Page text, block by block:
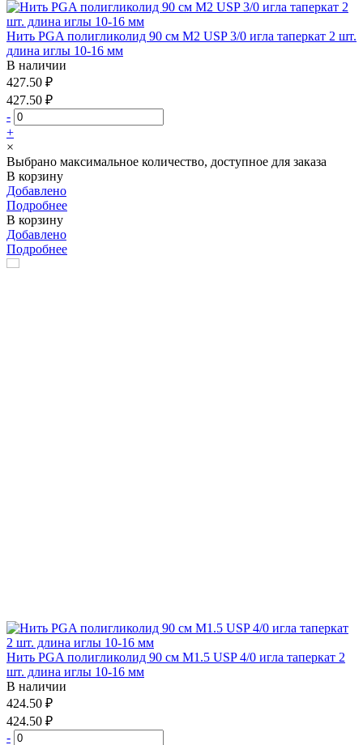
Нить PGA полигликолид 90 см М2 USP 3/0 игла таперкат 2 шт.
длина иглы 10-16 мм
В наличии
427.50 ₽
427.50 ₽
-
+
×
Выбрано максимальное количество, доступное для заказа
В корзину
Добавлено
Подробнее
В корзину
Добавлено
Подробнее
Нить PGA полигликолид 90 см М1.5 USP 4/0 игла таперкат 2
шт. длина иглы 10-16 мм
В наличии
424.50 ₽
424.50 ₽
-